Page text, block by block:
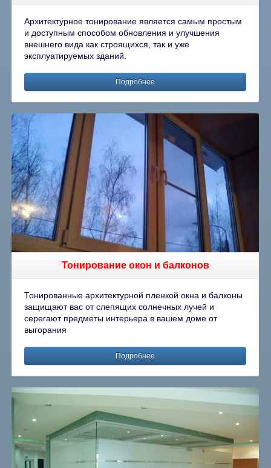
Архитектурное тонирование является самым простым
и доступным способом обновления и улучшения
внешнего вида как строящихся, так и уже
эксплуатируемых зданий.
Подробнее
Тонирование окон и балконов
Тонированные архитектурной пленкой окна и балконы
защищают вас от слепящих солнечных лучей и
серегают предметы интерьера в вашем доме от
выгорания
Подробнее